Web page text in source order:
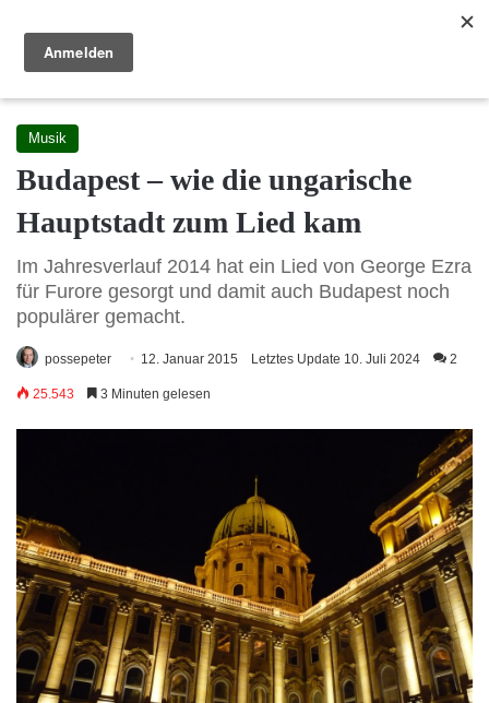
Menü Reisewege Ungarn
Musik
Budapest – wie die ungarische
Hauptstadt zum Lied kam
Im Jahresverlauf 2014 hat ein Lied von George Ezra
für Furore gesorgt und damit auch Budapest noch
populärer gemacht.
possepeter 12. Januar 2015 Letztes Update 10. Juli 2024 2
25.543 3 Minuten gelesen